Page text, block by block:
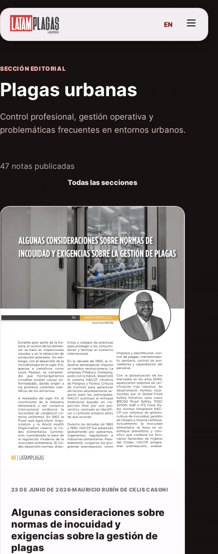
EN
SECCIÓN EDITORIAL
Plagas urbanas
Control profesional, gestión operativa y
problemáticas frecuentes en entornos urbanos.
47 notas publicadas
Todas las secciones
23 DE JUNIO DE 2026·MAURICIO RUBÍN DE CELIS CASONI
Algunas consideraciones sobre
normas de inocuidad y
exigencias sobre la gestión de
plagas